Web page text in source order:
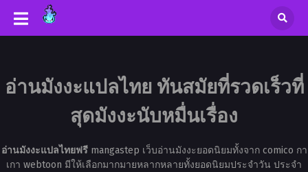
อ่านมังงะแปลไทย ทันสมัยที่รวดเร็วที่
สุดมังงะนับหมื่นเรื่อง
อ่านมังงะแปลไทยฟรีmangastep เว็บอ่านมังงะยอดนิยมทั้งจาก comico กา
เกา webtoon มีให้เลือกมากมายหลากหลายทั้งยอดนิยมประจำวัน ประจำ